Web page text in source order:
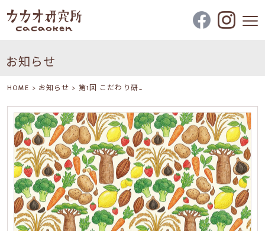
お知らせ
HOME > お知らせ > 第1回 こだわり研…